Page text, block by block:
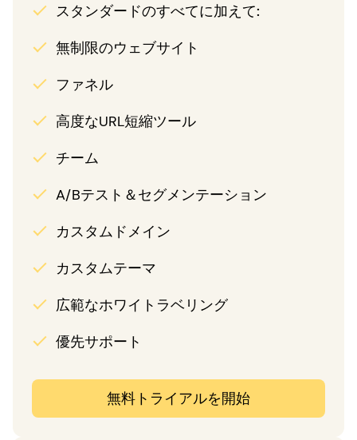
スタンダードのすべてに加えて:
無制限のウェブサイト
ファネル
高度なURL短縮ツール
チーム
A/Bテスト＆セグメンテーション
カスタムドメイン
カスタムテーマ
広範なホワイトラベリング
優先サポート
無料トライアルを開始